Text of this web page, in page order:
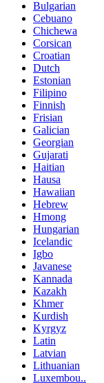
Bulgarian
Cebuano
Chichewa
Corsican
Croatian
Dutch
Estonian
Filipino
Finnish
Frisian
Galician
Georgian
Gujarati
Haitian
Hausa
Hawaiian
Hebrew
Hmong
Hungarian
Icelandic
Igbo
Javanese
Kannada
Kazakh
Khmer
Kurdish
Kyrgyz
Latin
Latvian
Lithuanian
Luxembou..